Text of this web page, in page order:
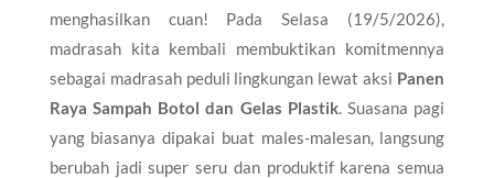
menghasilkan cuan! Pada Selasa (19/5/2026),
madrasah kita kembali membuktikan komitmennya
sebagai madrasah peduli lingkungan lewat aksi Panen
Raya Sampah Botol dan Gelas Plastik. Suasana pagi
yang biasanya dipakai buat males-malesan, langsung
berubah jadi super seru dan produktif karena semua